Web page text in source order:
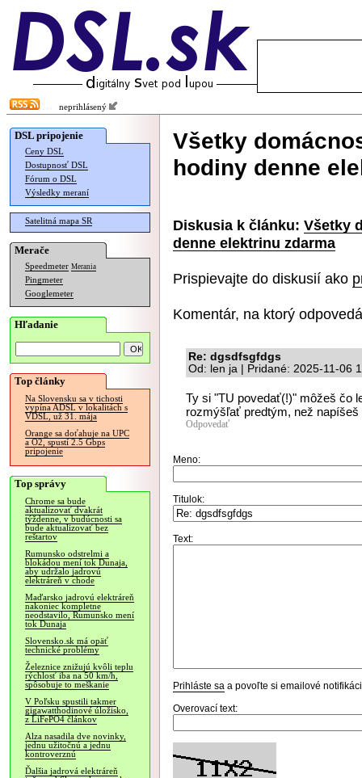
neprihlásený
DSL pripojenie
Ceny DSL
Dostupnosť DSL
Fórum o DSL
Výsledky meraní
Satelitná mapa SR
Merače
Speedmeter Merania
Pingmeter
Googlemeter
Hľadanie
Top články
Na Slovensku sa v tichosti
vypína ADSL v lokalitách s
VDSL, už 31. mája
Orange sa doťahuje na UPC
a O2, spustí 2.5 Gbps
pripojenie
Top správy
Chrome sa bude
aktualizovať dvakrát
týždenne, v budúcnosti sa
bude aktualizovať bez
reštartov
Rumunsko odstrelmi a
blokádou mení tok Dunaja,
aby udržalo jadrovú
elektráreň v chode
Maďarsko jadrovú elektráreň
nakoniec kompletne
neodstavilo, Rumunsko mení
tok Dunaja
Slovensko.sk má opäť
technické problémy
Železnice znižujú kvôli teplu
rýchlosť iba na 50 km/h,
spôsobuje to meškanie
V Poľsku spustili takmer
gigawatthodinové úložisko,
z LiFePO4 článkov
Alza nasadila dve novinky,
jednu užitočnú a jednu
kontroverznú
Ďalšia jadrová elektráreň
Všetky
hodiny denne
Diskusia k článku: Všetky
denne elektrinu zdarma
Prispievajte do diskusií ako
Komentár, na ktorý
Re: dgsdfsgfdgs
Od: len ja | Pridané: 2025-11-06
Ty si "TU povedať(!)" môžeš čo
rozmýšľať predtým, než napíšeš
Odpovedať
Meno:
Titulok:
Text:
Prihláste sa a povoľte si emailové
Overovací text: